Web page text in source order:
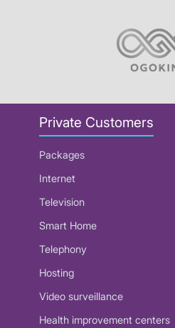
Private Customers
Packages
Internet
Television
Smart Home
Telephony
Hosting
Video surveillance
Health improvement centers